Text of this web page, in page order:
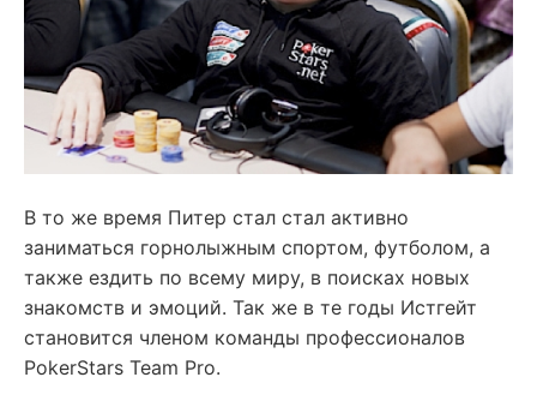
В то же время Питер стал стал активно
заниматься горнолыжным спортом, футболом, а
также ездить по всему миру, в поисках новых
знакомств и эмоций. Так же в те годы Истгейт
становится членом команды профессионалов
PokerStars Team Pro.